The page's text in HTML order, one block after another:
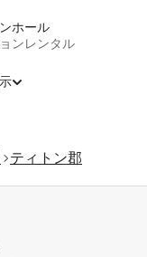
ホール
ンレンタル
ティトン郡